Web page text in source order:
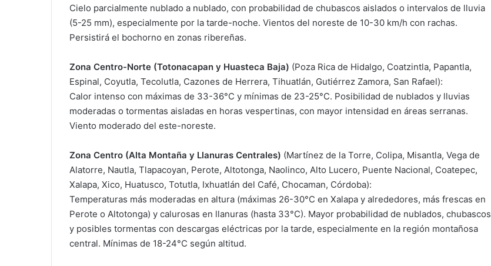
Cielo parcialmente nublado a nublado, con probabilidad de chubascos aislados o intervalos de lluvia
(5-25 mm), especialmente por la tarde-noche. Vientos del noreste de 10-30 km/h con rachas.
Persistirá el bochorno en zonas ribereñas.
Zona Centro-Norte (Totonacapan y Huasteca Baja) (Poza Rica de Hidalgo, Coatzintla, Papantla,
Espinal, Coyutla, Tecolutla, Cazones de Herrera, Tihuatlán, Gutiérrez Zamora, San Rafael):
Calor intenso con máximas de 33-36°C y mínimas de 23-25°C. Posibilidad de nublados y lluvias
moderadas o tormentas aisladas en horas vespertinas, con mayor intensidad en áreas serranas.
Viento moderado del este-noreste.
Zona Centro (Alta Montaña y Llanuras Centrales) (Martínez de la Torre, Colipa, Misantla, Vega de
Alatorre, Nautla, Tlapacoyan, Perote, Altotonga, Naolinco, Alto Lucero, Puente Nacional, Coatepec,
Xalapa, Xico, Huatusco, Totutla, Ixhuatlán del Café, Chocaman, Córdoba):
Temperaturas más moderadas en altura (máximas 26-30°C en Xalapa y alrededores, más frescas en
Perote o Altotonga) y calurosas en llanuras (hasta 33°C). Mayor probabilidad de nublados, chubascos
y posibles tormentas con descargas eléctricas por la tarde, especialmente en la región montañosa
central. Mínimas de 18-24°C según altitud.